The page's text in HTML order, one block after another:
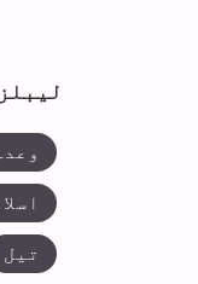
لیبلز
تیل